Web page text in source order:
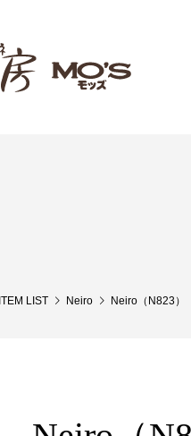
ITEM LIST Neiro Neiro（N823）